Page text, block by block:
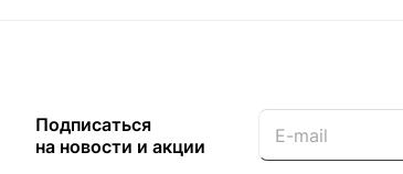
Подписаться
на новости и акции